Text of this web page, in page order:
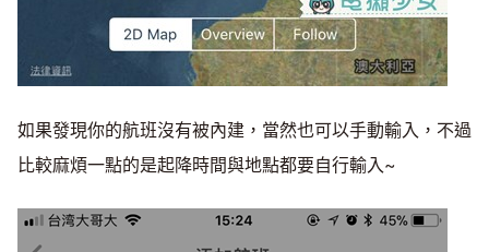
如果發現你的航班沒有被內建，當然也可以手動輸入，不過
比較麻煩一點的是起降時間與地點都要自行輸入~